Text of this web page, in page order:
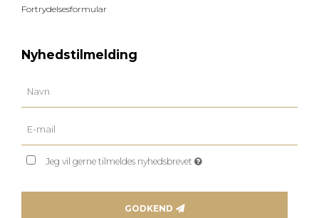
Fortrydelsesformular
Nyhedstilmelding
Jeg vil gerne tilmeldes nyhedsbrevet
GODKEND